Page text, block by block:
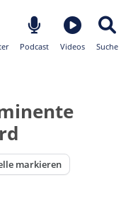
Podcast Videos Suche
markieren